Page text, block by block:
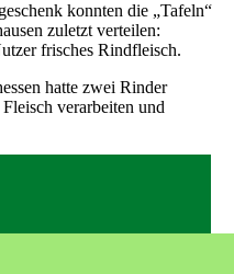
konnten die „Tafeln“
zuletzt verteilen:
frisches Rindfleisch.
hatte zwei Rinder
verarbeiten und